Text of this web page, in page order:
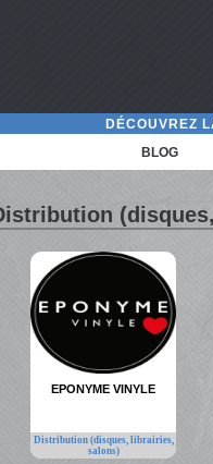
DÉCOUVREZ
BLOG
EPONYME VINYLE
Distribution (disques, librairies,
salons)